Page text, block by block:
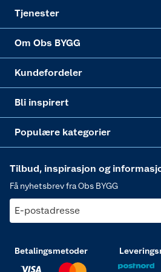
Tjenester
Om Obs BYGG
Kundefordeler
Bli inspirert
Populære kategorier
Tilbud, inspirasjon og
Få nyhetsbrev fra Obs BYGG
E-postadresse
Betalingsmetoder